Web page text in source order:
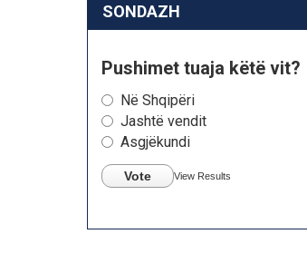
SONDAZH
Pushimet tuaja këtë vit?
Në Shqipëri
Jashtë vendit
Asgjëkundi
Vote View Results